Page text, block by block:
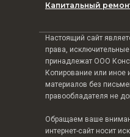
Настоящий сайт
права,
принадлежат ООО
Копирование или иное
материалов без
правообладателя не
Обращаем ваше
интернет-сайт носит
Капитальный